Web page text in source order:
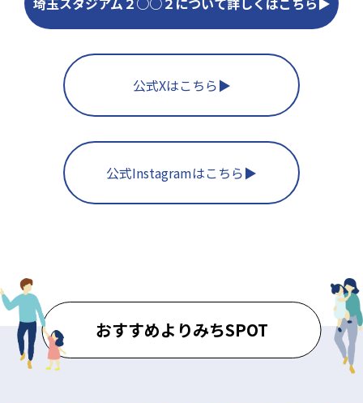
公式Xはこちら▶︎
公式Instagramはこちら▶︎
おすすめよりみちSPOT